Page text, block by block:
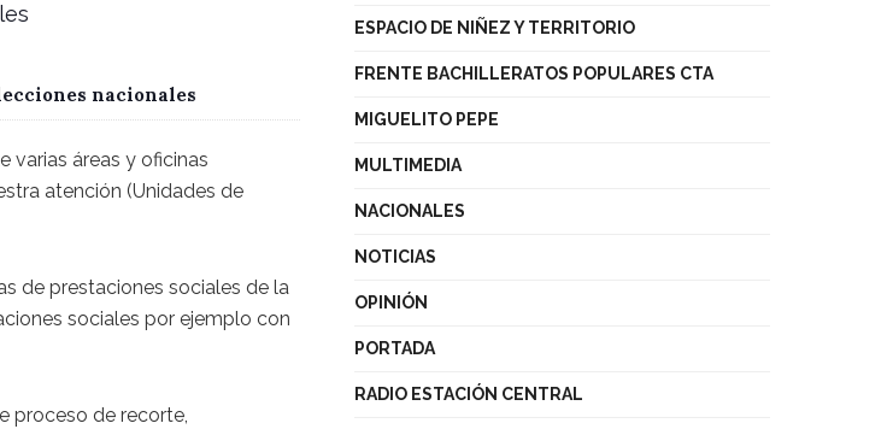
nacionales
varias áreas y oficinas
atención (Unidades de
de prestaciones sociales de la
sociales por ejemplo con
proceso de recorte,
ESPACIO DE NIÑEZ Y TERRITORIO
FRENTE BACHILLERATOS POPULARES CTA
MIGUELITO PEPE
MULTIMEDIA
NACIONALES
NOTICIAS
OPINIÓN
PORTADA
RADIO ESTACIÓN CENTRAL